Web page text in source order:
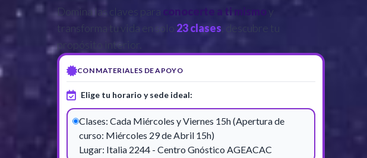
Domina las claves para conocerte a ti mismo
y
transforma tu vida en solo 23 clases , descubre tu
propósito interior.
CON MATERIALES DE APOYO
Elige tu horario y sede ideal:
Clases: Cada Miércoles y Viernes 15h (Apertura de
curso: Miércoles 29 de Abril 15h)
Lugar: Italia 2244 - Centro Gnóstico AGEACAC